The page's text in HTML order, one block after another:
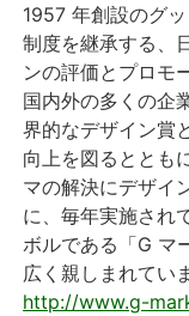
1957 年創設のグ
制度を継承する、
ンの評価とプロモ
国内外の多くの企
界的なデザイン賞
向上を図るととも
マの解決にデザイ
に、毎年実施され
ボルである「G マ
広く親しまれてい
http://www.g-